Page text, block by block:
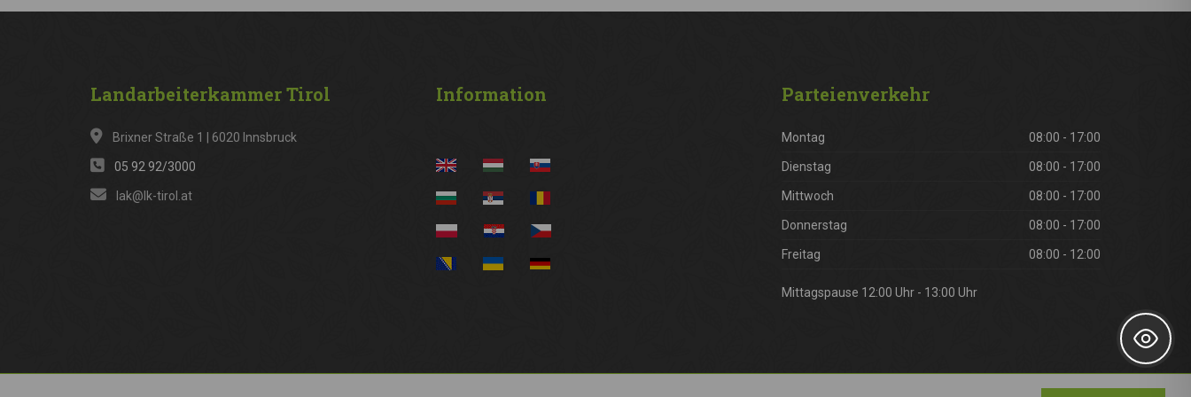
LandarbeiterkammerTirol
Brixner Straße 1 | 6020 Innsbruck
05 92 92/3000
lak@lk-tirol.at
Information Parteienverkehr
Montag 08:00 - 17:00
Dienstag 08:00 - 17:00
Mittwoch 08:00 - 17:00
Donnerstag 08:00 - 17:00
Freitag 08:00 - 12:00
Mittagspause 12:00 Uhr - 13:00 Uhr